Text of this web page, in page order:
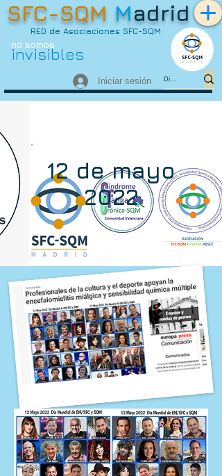
SFC-SQM Madrid
no somos
invisibles
RED de Asociaciones SFC-SQM
Iniciar sesión
12 de mayo
2022